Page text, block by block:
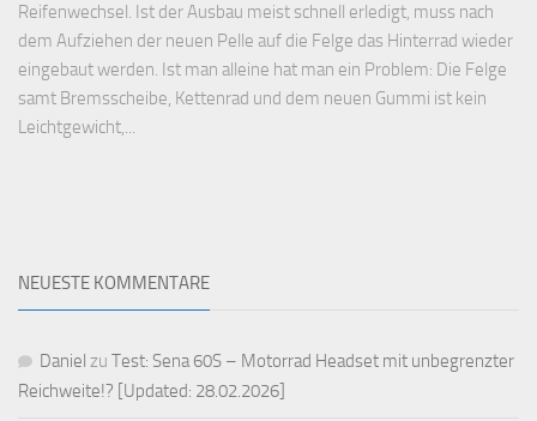
Reifenwechsel. Ist der Ausbau meist schnell erledigt, muss nach
dem Aufziehen der neuen Pelle auf die Felge das Hinterrad wieder
eingebaut werden. Ist man alleine hat man ein Problem: Die Felge
samt Bremsscheibe, Kettenrad und dem neuen Gummi ist kein
Leichtgewicht,...
NEUESTE KOMMENTARE
Daniel zu Test: Sena 60S – Motorrad Headset mit unbegrenzter
Reichweite!? [Updated: 28.02.2026]